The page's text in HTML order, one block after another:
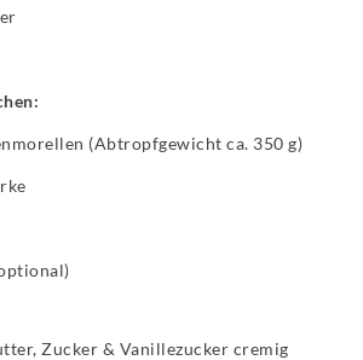
(Abtropfgewicht ca. 350 g)
Zucker & Vanillezucker cremig